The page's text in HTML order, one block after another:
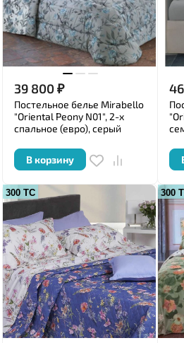
39 800₽
Постельное белье Mirabello
"Oriental Peony N01", 2-х
спальное (евро), серый
В корзину
300 ТС 300